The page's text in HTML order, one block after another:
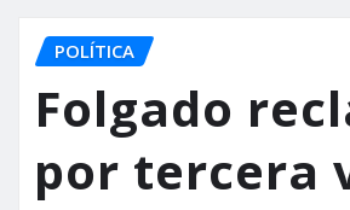
POLÍTICA
Folgado
por tercera